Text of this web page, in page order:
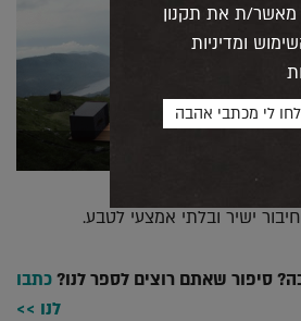
ישיר ובלתי אמצעי לטבע.
סיפור שאתם רוצים לספר לנו?כתבו
לנו >>
מאשר/ת את תקנון
ומדיניות